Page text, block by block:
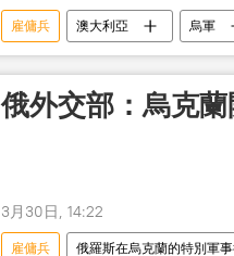
雇傭兵 澳大利亞 烏軍
俄外交部：烏克
3月30日, 14:22
雇傭兵 俄羅斯在烏克蘭的特別軍